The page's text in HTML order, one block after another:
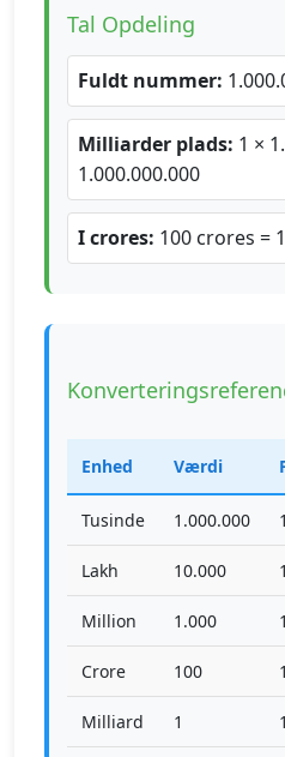
Tal Opdeling
Fuldt nummer:
Milliarder plads: 1 ×
1.000.000.000
I crores: 100 crores =
Enhed Værdi
Tusinde 1.000.000
Lakh 10.000
Million 1.000
Crore 100
Milliard 1